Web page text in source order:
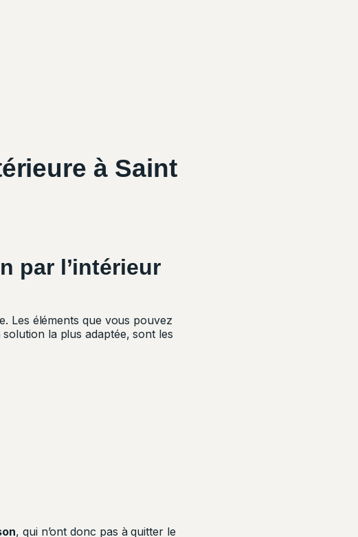
à Saint
par l’intérieur
Les éléments que vous pouvez
la plus adaptée, sont les
, qui n’ont donc pas à quitter le